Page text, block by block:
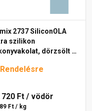
2737 SiliconOLA
szilikon
dörzsölt 2
Rendelésre
720 Ft / vödör
Ft / kg